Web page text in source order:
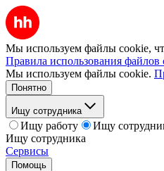
Мы используем файлы cookie,
Правила использования файлов
Мы используем файлы cookie.
Понятно
Ищу сотрудника
Ищу работу
Ищу
Ищу сотрудника
Сервисы
Помощь